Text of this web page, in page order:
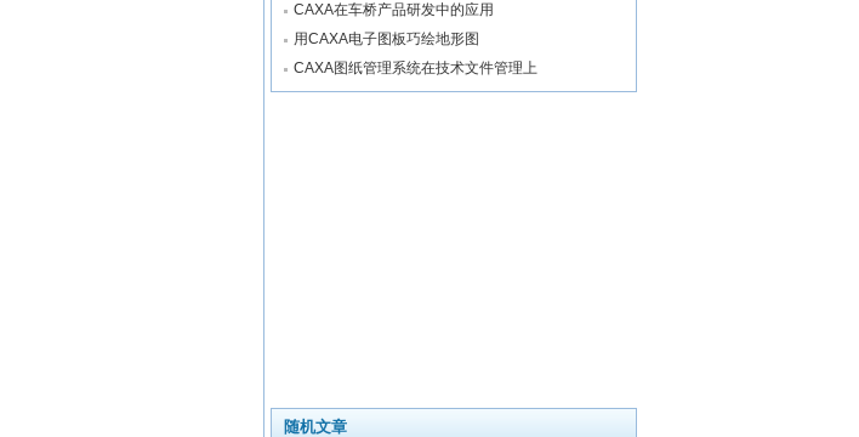
CAXA在车桥产品研发中的应用
用CAXA电子图板巧绘地形图
CAXA图纸管理系统在技术文件管理上
随机文章